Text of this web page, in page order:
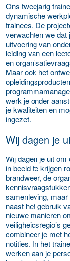
Ons tweejarig
dynamische
trainees. De
verwachten we dat
uitvoering van
leiding van een
en
Maar ook het
werk je onder
je kwaliteiten en
ingezet.
Wij dagen je
Wij dagen je uit om
in beeld te krijgen
brandweer, de
samenleving,
naast het gebruik
nieuwe manieren
veiligheidsregio’s
combineer je met
notities. In het
werken aan je